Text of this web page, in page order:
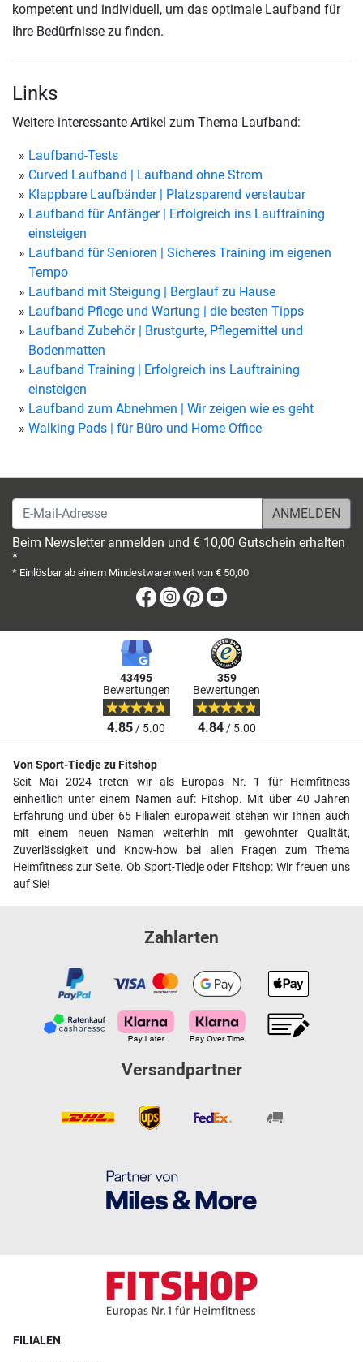
kompetent und individuell, um das optimale Laufband für
Ihre Bedürfnisse zu finden.
Links
Weitere interessante Artikel zum Thema Laufband:
Laufband-Tests
Curved Laufband | Laufband ohne Strom
Klappbare Laufbänder | Platzsparend verstaubar
Laufband für Anfänger | Erfolgreich ins Lauftraining
einsteigen
Laufband für Senioren | Sicheres Training im eigenen
Tempo
Laufband mit Steigung | Berglauf zu Hause
Laufband Pflege und Wartung | die besten Tipps
Laufband Zubehör | Brustgurte, Pflegemittel und
Bodenmatten
Laufband Training | Erfolgreich ins Lauftraining
einsteigen
Laufband zum Abnehmen | Wir zeigen wie es geht
Walking Pads | für Büro und Home Office
E-Mail-Adresse
Beim Newsletter anmelden und € 10,00 Gutschein erhalten
*
* Einlösbar ab einem Mindestwarenwert von € 50,00
Facebook
Instagram
Pinterest
43495
Bewertungen
4.85/ 5.00
359
Bewertungen
4.84/ 5.00
Von Sport-Tiedje zu Fitshop
Seit Mai 2024 treten wir als Europas Nr. 1 für Heimfitness
einheitlich unter einem Namen auf: Fitshop. Mit über 40 Jahren
Erfahrung und über 65 Filialen europaweit stehen wir Ihnen auch
mit einem neuen Namen weiterhin mit gewohnter Qualität,
Zuverlässigkeit und Know-how bei allen Fragen zum Thema
Heimfitness zur Seite. Ob Sport-Tiedje oder Fitshop: Wir freuen uns
auf Sie!
Zahlarten
Versandpartner
FILIALEN